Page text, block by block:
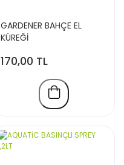
GARDENER BAHÇE EL
KÜREĞİ
170,00 TL